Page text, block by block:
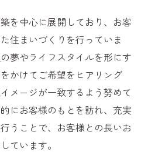
を中心に展開しており、お客
住まいづくりを行っていま
夢やライフスタイルを形にす
かけてご希望をヒアリング
メージが一致するよう努めて
にお客様のもとを訪れ、充実
うことで、お客様との長いお
ています。